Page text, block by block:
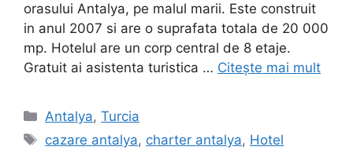
orasului Antalya, pe malul marii. Este construit
in anul 2007 si are o suprafata totala de 20 000
mp. Hotelul are un corp central de 8 etaje.
Gratuit ai asistenta turistica … Citește mai mult
Categorii
Antalya,Turcia
Etichete
cazare antalya, charter antalya, Hotel